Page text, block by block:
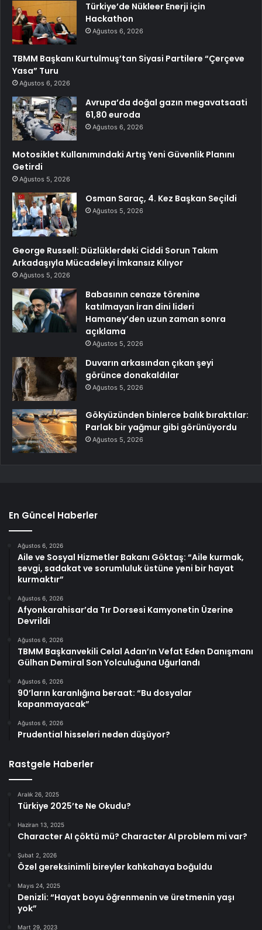
Türkiye’de Nükleer Enerji için
Hackathon
Ağustos 6, 2026
TBMM Başkanı Kurtulmuş’tan Siyasi Partilere “Çerçeve
Yasa” Turu
Ağustos 6, 2026
Avrupa’da doğal gazın megavatsaati
61,80 euroda
Ağustos 6, 2026
Motosiklet Kullanımındaki Artış Yeni Güvenlik Planını
Getirdi
Ağustos 5, 2026
Osman Saraç, 4. Kez Başkan Seçildi
Ağustos 5, 2026
George Russell: Düzlüklerdeki Ciddi Sorun Takım
Arkadaşıyla Mücadeleyi İmkansız Kılıyor
Ağustos 5, 2026
Babasının cenaze törenine
katılmayan İran dini lideri
Hamaney’den uzun zaman sonra
açıklama
Ağustos 5, 2026
Duvarın arkasından çıkan şeyi
görünce donakaldılar
Ağustos 5, 2026
Gökyüzünden binlerce balık bıraktılar:
Parlak bir yağmur gibi görünüyordu
Ağustos 5, 2026
En Güncel Haberler
Ağustos 6, 2026
Aile ve Sosyal Hizmetler Bakanı Göktaş: “Aile kurmak,
sevgi, sadakat ve sorumluluk üstüne yeni bir hayat
kurmaktır”
Ağustos 6, 2026
Afyonkarahisar’da Tır Dorsesi Kamyonetin Üzerine
Devrildi
Ağustos 6, 2026
TBMM Başkanvekili Celal Adan’ın Vefat Eden Danışmanı
Gülhan Demiral Son Yolculuğuna Uğurlandı
Ağustos 6, 2026
90’ların karanlığına beraat: “Bu dosyalar
kapanmayacak”
Ağustos 6, 2026
Prudential hisseleri neden düşüyor?
Rastgele Haberler
Aralık 26, 2025
Türkiye 2025’te Ne Okudu?
Haziran 13, 2025
Character AI çöktü mü? Character AI problem mi var?
Şubat 2, 2026
Özel gereksinimli bireyler kahkahaya boğuldu
Mayıs 24, 2025
Denizli: “Hayat boyu öğrenmenin ve üretmenin yaşı
yok”
Mart 29, 2023